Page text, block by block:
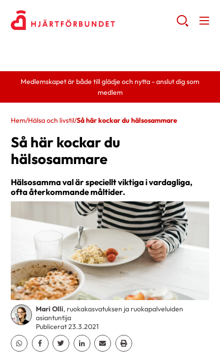
Medlemskapet är både till glädje och nytta - anslut dig som
medlem
Hem/Hälsa och livstil/Så här kockar du hälsosammare
Så här kockar du
hälsosammare
Hälsosamma val är speciellt viktiga i vardagliga,
ofta återkommande måltider.
Mari Olli, ruokakasvatuksen ja ruokapalveluiden
asiantuntija
Publicerat 23.3.2021
Dela Whatsapp
Dela Facebook
Dela TwitterDela LinkedinDela EmailDela Print